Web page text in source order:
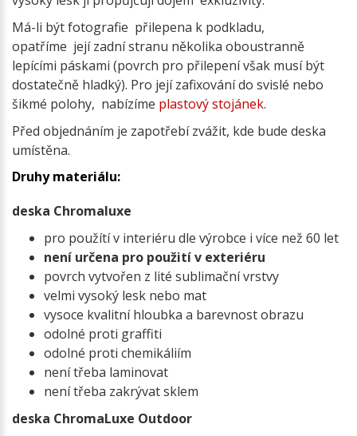
Má-li být fotografie přilepena k podkladu,
opatříme její zadní stranu několika oboustranně
lepícími páskami (povrch pro přilepení však musí být
dostatečně hladký). Pro její zafixování do svislé nebo
šikmé polohy, nabízíme plastový stojánek.
Před objednáním je zapotřebí zvážit, kde bude deska
umístěna.
Druhy materiálu:
deska Chromaluxe
pro použítí v interiéru dle výrobce i více než 60 let
není určena pro použití v exteriéru
povrch vytvořen z lité sublimační vrstvy
velmi vysoký lesk nebo mat
vysoce kvalitní hloubka a barevnost obrazu
odolné proti graffiti
odolné proti chemikáliím
není třeba laminovat
není třeba zakrývat sklem
deska ChromaLuxe Outdoor